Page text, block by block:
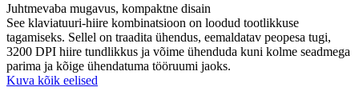
Juhtmevaba mugavus, kompaktne disain
See klaviatuuri-hiire kombinatsioon on loodud tootlikkuse
tagamiseks. Sellel on traadita ühendus, eemaldatav peopesa tugi,
3200 DPI hiire tundlikkus ja võime ühenduda kuni kolme seadmega
parima ja kõige ühendatuma tööruumi jaoks.
Kuva kõik eelised